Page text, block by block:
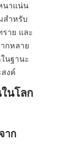
นาแน่น
สำหรับ
ราย และ
กหลาย
นฐานะ
งค์
นโลก
าก